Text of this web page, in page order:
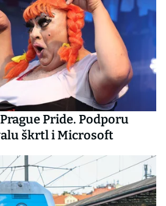
Pride. Podporu
škrtl i Microsoft